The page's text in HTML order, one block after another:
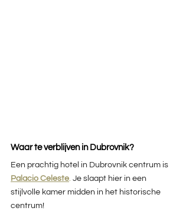
Waar te verblijven in Dubrovnik?
Een prachtig hotel in Dubrovnik centrum is
Palacio Celeste. Je slaapt hier in een
stijlvolle kamer midden in het historische
centrum!